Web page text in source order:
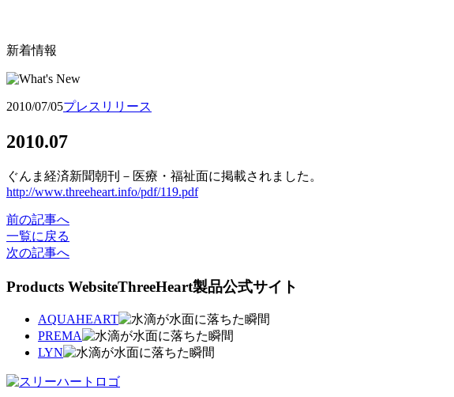
新着情報
2010/07/05プレスリリース
2010.07
ぐんま経済新聞朝刊－医療・福祉面に掲載されました。
http://www.threeheart.info/pdf/119.pdf
前の記事へ
一覧に戻る
次の記事へ
Products WebsiteThreeHeart製品公式サイト
AQUAHEART
PREMA
LYN